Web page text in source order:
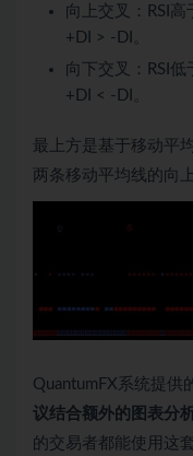
向上交叉：RSI
+DI > -DI。
向下交叉：RSI
+DI < -DI。
最上方是基于移动平
两条移动平均线的向
QuantumFX系统提供
议结合额外的图表分
的交易者都能使用这